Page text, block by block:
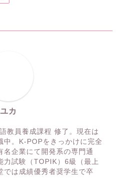
ユカ
教員養成課程 修了。現在は
中。K-POPをきっかけに完全
名企業にて開発系の専門通
力試験（TOPIK）6級（最上
では成績優秀者奨学生で卒